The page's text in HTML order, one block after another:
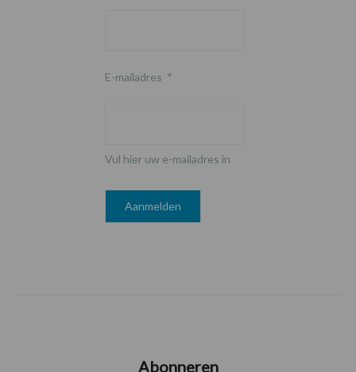
E-mailadres *
Vul hier uw e-mailadres in
Abonneren